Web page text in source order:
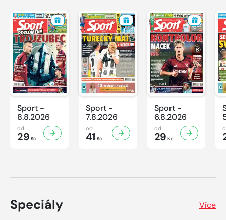
Sport -
8.8.2026
od
29 Kč
Sport -
7.8.2026
od
41 Kč
Sport -
6.8.2026
od
29 Kč
Speciály Více